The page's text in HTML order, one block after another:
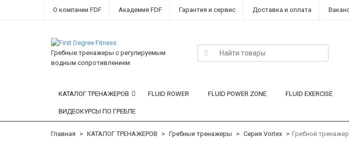
О компании FDF Академия FDF Гарантия и сервис Доставка и оплата
Гребные тренажеры с регулируемым
водным сопротивлением
КАТАЛОГ ТРЕНАЖЕРОВ FLUID ROWER FLUID POWER ZONE FLUID EXERCISE
ВИДЕОКУРСЫ ПО ГРЕБЛЕ
Главная КАТАЛОГ ТРЕНАЖЕРОВ Гребные тренажеры Серия Vortex Гребной